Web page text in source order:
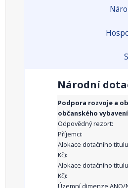
Národní
Podpora rozvoje a
občanského
Odpovědný rezort:
Příjemci:
Alokace dotačního
Kč):
Alokace dotačního
Kč):
Územní dimenze ANO/